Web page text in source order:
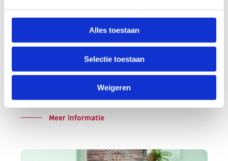
Alles toestaan
Selectie toestaan
Weigeren
De Summer school van Driessen Groep is
Summer School: een reeks van 17 gratis webinars over
actuele HR- en recruitmentthema’s. Van AI en
leiderschap tot arbeidsmarktcommunicatie en…
Meer informatie